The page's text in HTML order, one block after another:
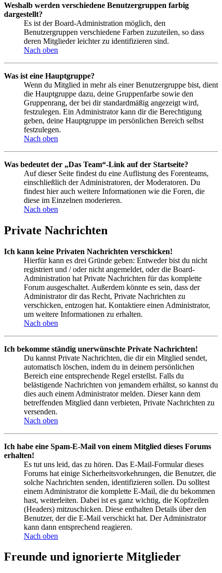
Weshalb werden verschiedene Benutzergruppen farbig
dargestellt?
Es ist der Board-Administration möglich, den
Benutzergruppen verschiedene Farben zuzuteilen, so dass
deren Mitglieder leichter zu identifizieren sind.
Nach oben
Was ist eine Hauptgruppe?
Wenn du Mitglied in mehr als einer Benutzergruppe bist, dient
die Hauptgruppe dazu, deine Gruppenfarbe sowie den
Gruppenrang, der bei dir standardmäßig angezeigt wird,
festzulegen. Ein Administrator kann dir die Berechtigung
geben, deine Hauptgruppe im persönlichen Bereich selbst
festzulegen.
Nach oben
Was bedeutet der „Das Team“-Link auf der Startseite?
Auf dieser Seite findest du eine Auflistung des Forenteams,
einschließlich der Administratoren, der Moderatoren. Du
findest hier auch weitere Informationen wie die Foren, die
diese im Einzelnen moderieren.
Nach oben
Private Nachrichten
Ich kann keine Privaten Nachrichten verschicken!
Hierfür kann es drei Gründe geben: Entweder bist du nicht
registriert und / oder nicht angemeldet, oder die Board-
Administration hat Private Nachrichten für das komplette
Forum ausgeschaltet. Außerdem könnte es sein, dass der
Administrator dir das Recht, Private Nachrichten zu
verschicken, entzogen hat. Kontaktiere einen Administrator,
um weitere Informationen zu erhalten.
Nach oben
Ich bekomme ständig unerwünschte Private Nachrichten!
Du kannst Private Nachrichten, die dir ein Mitglied sendet,
automatisch löschen, indem du in deinem persönlichen
Bereich eine entsprechende Regel erstellst. Falls du
belästigende Nachrichten von jemandem erhältst, so kannst du
dies auch einem Administrator melden. Dieser kann dem
betreffenden Mitglied dann verbieten, Private Nachrichten zu
versenden.
Nach oben
Ich habe eine Spam-E-Mail von einem Mitglied dieses Forums
erhalten!
Es tut uns leid, das zu hören. Das E-Mail-Formular dieses
Forums hat einige Sicherheitsvorkehrungen, die Benutzer, die
solche Nachrichten senden, identifizieren sollen. Du solltest
einem Administrator die komplette E-Mail, die du bekommen
hast, weiterleiten. Dabei ist es ganz wichtig, die Kopfzeilen
(Headers) mitzuschicken. Diese enthalten Details über den
Benutzer, der die E-Mail verschickt hat. Der Administrator
kann dann entsprechend reagieren.
Nach oben
Freunde und ignorierte Mitglieder